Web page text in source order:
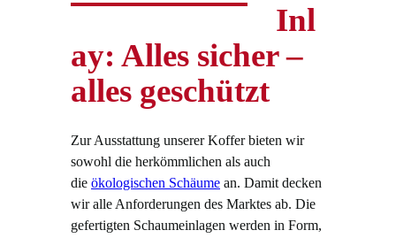
Inl
ay: Alles sicher –
alles geschützt
Zur Ausstattung unserer Koffer bieten wir
sowohl die herkömmlichen als auch
die ökologischen Schäume an. Damit decken
wir alle Anforderungen des Marktes ab. Die
gefertigten Schaumeinlagen werden in Form,